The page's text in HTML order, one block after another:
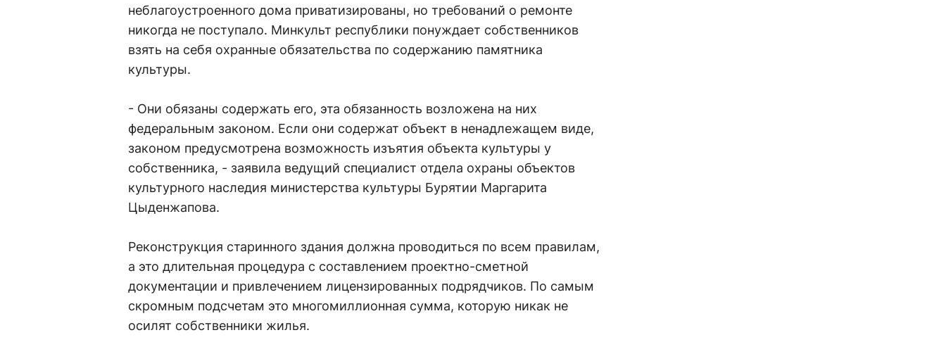
неблагоустроенного дома приватизированы, но требований о ремонте
никогда не поступало. Минкульт республики понуждает собственников
взять на себя охранные обязательства по содержанию памятника
культуры.
- Они обязаны содержать его, эта обязанность возложена на них
федеральным законом. Если они содержат объект в ненадлежащем виде,
законом предусмотрена возможность изъятия объекта культуры у
собственника, - заявила ведущий специалист отдела охраны объектов
культурного наследия министерства культуры Бурятии Маргарита
Цыденжапова.
Реконструкция старинного здания должна проводиться по всем правилам,
а это длительная процедура с составлением проектно-сметной
документации и привлечением лицензированных подрядчиков. По самым
скромным подсчетам это многомиллионная сумма, которую никак не
осилят собственники жилья.